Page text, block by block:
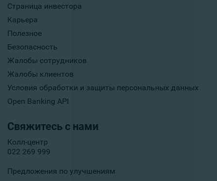
Страница инвестора
Карьера
Полезное
Безопасность
Жалобы сотрудников
Жалобы клиентов
Условия обработки и защиты персональных данных
Open Banking API
Свяжитесь с нами
Колл-центр
022 269 999
Предложения по улучшениям